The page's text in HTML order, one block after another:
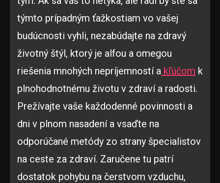
týmto prípadným ťažkostiam vo vašej
budúcnosti vyhli, nezabúdajte na zdravý
životný štýl, ktorý je alfou a omegou
riešenia mnohých nepríjemností a kľúčom k
plnohodnotnému životu v zdraví a radosti.
Prežívajte vaše každodenné povinnosti a
dni v plnom nasadení a vsaďte na
odporúčané metódy zo strany špecialistov
na ceste za zdraví. Zaručene tu patrí
dostatok pohybu na čerstvom vzduchu,